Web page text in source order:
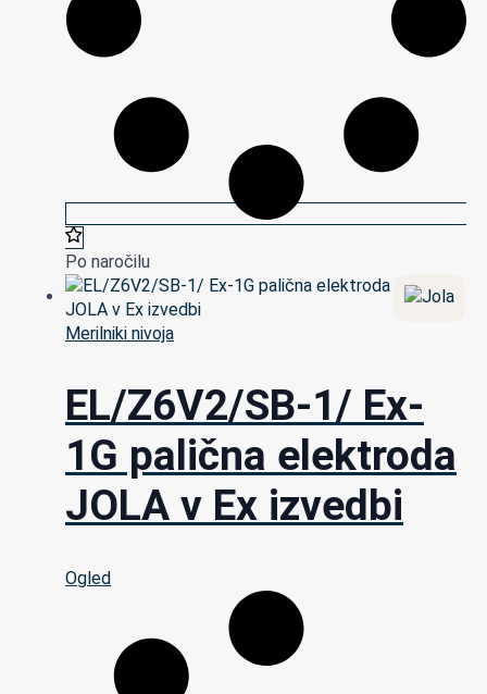
Po naročilu
Merilniki nivoja
EL/Z6V2/SB-1/ Ex-
1G palična elektroda
JOLA v Ex izvedbi
Ogled